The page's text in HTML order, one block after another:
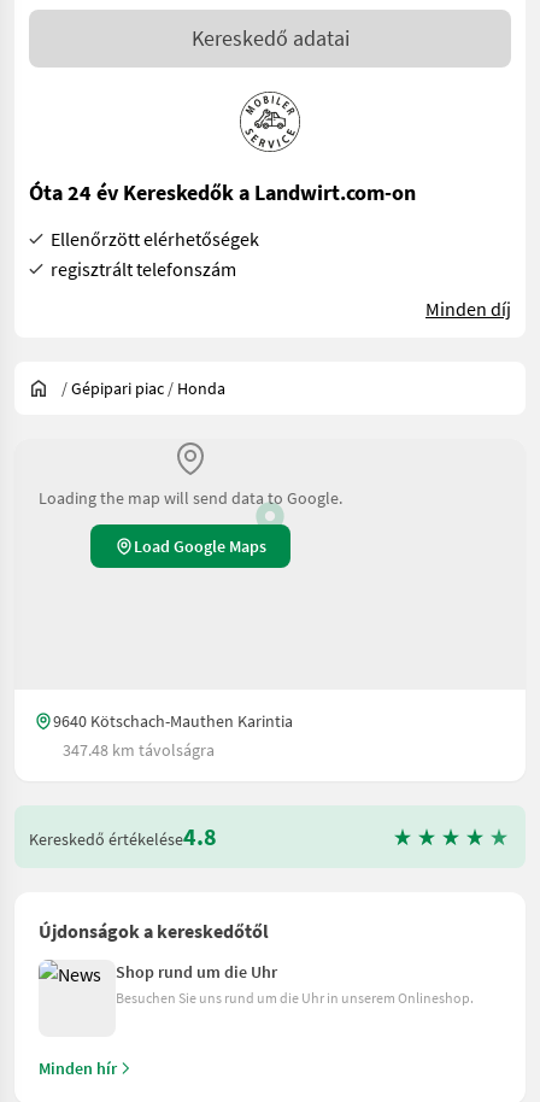
Kereskedő adatai
Óta 24 év Kereskedők a Landwirt.com-on
Ellenőrzött elérhetőségek
regisztrált telefonszám
Minden díj
/Gépipari piac / Honda
Loading the map will send data to Google.
Load Google Maps
9640 Kötschach-Mauthen Karintia
347.48 km távolságra
Kereskedő értékelése4.8
Újdonságok a kereskedőtől
Shop rund um die Uhr
Besuchen Sie uns rund um die Uhr in unserem Onlineshop.
Minden hír